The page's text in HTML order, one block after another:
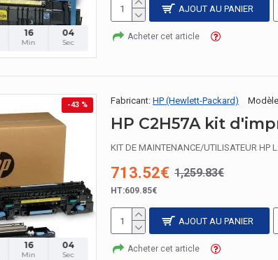
16
Min
03
Sec
AJOUT AU PANIER
Acheter cet article
-43 %
16
Min
03
Sec
Fabricant: HP (Hewlett-Packard)
HP C2H57A kit
KIT DE MAINTENANCE/UTILISATEUR
713.52€ 1,259.83€
HT:609.85€
AJOUT AU PANIER
Acheter cet article